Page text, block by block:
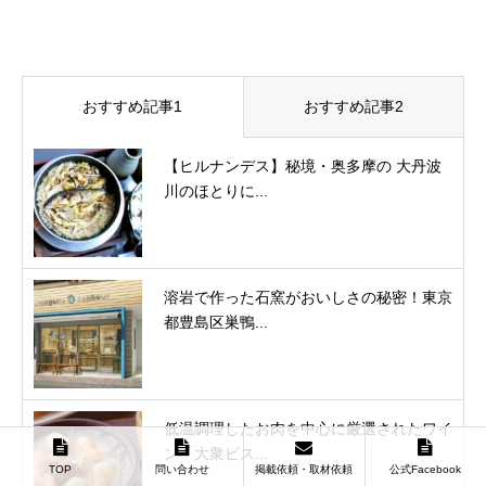
おすすめ記事1 おすすめ記事2
【ヒルナンデス】秘境・奥多摩の 大丹波
川のほとりに...
溶岩で作った石窯がおいしさの秘密！東京
都豊島区巣鴨...
低温調理したお肉を中心に厳選されたワイ
ン「大衆ビス...
TOP 問い合わせ 掲載依頼・取材依頼 公式Facebook